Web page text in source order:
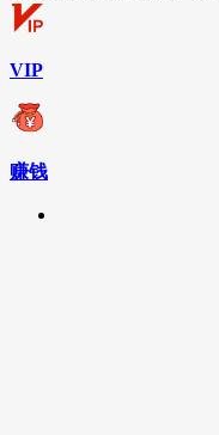
VIP
赚钱